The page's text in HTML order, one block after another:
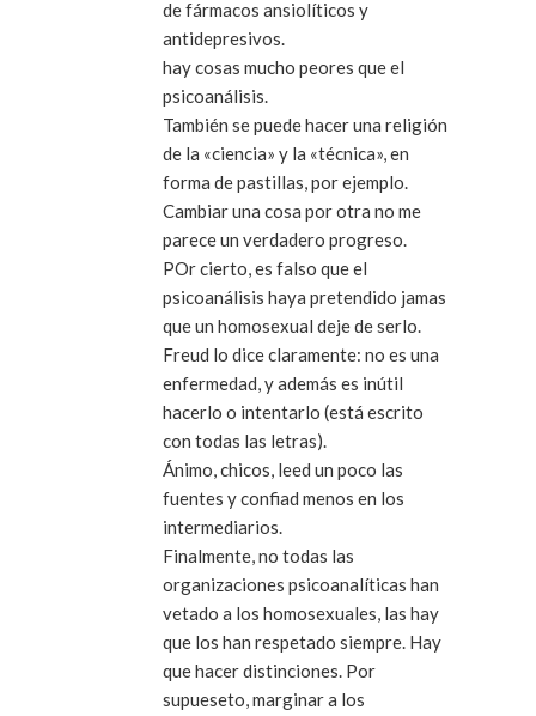
de fármacos ansiolíticos y
antidepresivos.
hay cosas mucho peores que el
psicoanálisis.
También se puede hacer una religión
de la «ciencia» y la «técnica», en
forma de pastillas, por ejemplo.
Cambiar una cosa por otra no me
parece un verdadero progreso.
POr cierto, es falso que el
psicoanálisis haya pretendido jamas
que un homosexual deje de serlo.
Freud lo dice claramente: no es una
enfermedad, y además es inútil
hacerlo o intentarlo (está escrito
con todas las letras).
Ánimo, chicos, leed un poco las
fuentes y confiad menos en los
intermediarios.
Finalmente, no todas las
organizaciones psicoanalíticas han
vetado a los homosexuales, las hay
que los han respetado siempre. Hay
que hacer distinciones. Por
supueseto, marginar a los